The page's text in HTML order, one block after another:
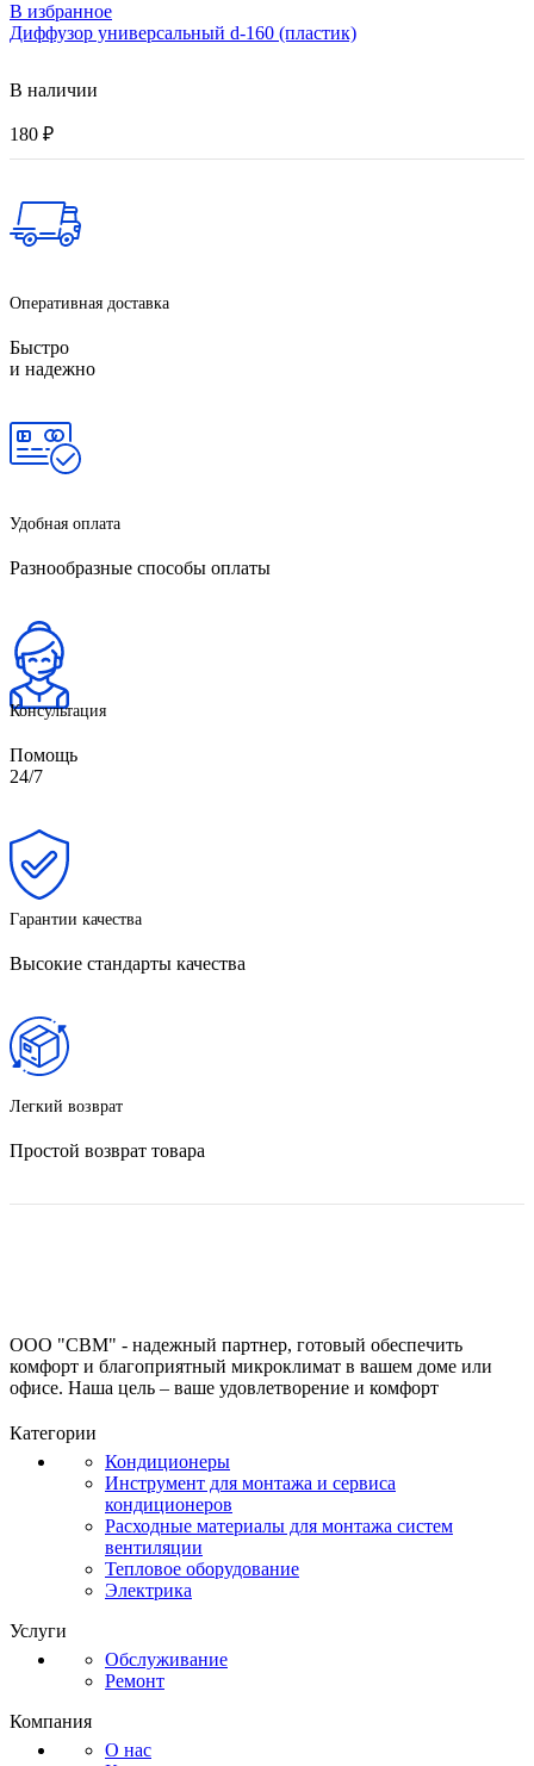
В избранное
Диффузор универсальный d-160 (пластик)
В наличии
180 ₽
Оперативная доставка
Быстро
и надежно
Удобная оплата
Разнообразные способы оплаты
Консультация
Помощь
24/7
Гарантии качества
Высокие стандарты качества
Легкий возврат
Простой возврат товара
ООО "СВМ" - надежный партнер, готовый обеспечить
комфорт и благоприятный микроклимат в вашем доме или
офисе. Наша цель – ваше удовлетворение и комфорт
Категории
Кондиционеры
Инструмент для монтажа и сервиса
кондиционеров
Расходные материалы для монтажа систем
вентиляции
Тепловое оборудование
Электрика
Услуги
Обслуживание
Ремонт
Компания
О нас